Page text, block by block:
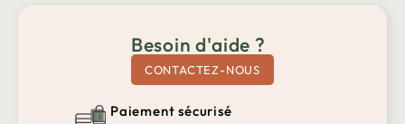
Besoin d'aide ?
CONTACTEZ-NOUS
Paiement sécurisé